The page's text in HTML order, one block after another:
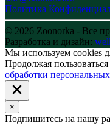
Политика
© 2026 Zoonorka - Все
Разработка и дизайн:
Мы используем cookies
Продолжая
обработки
×
Подпишитесь на нашу